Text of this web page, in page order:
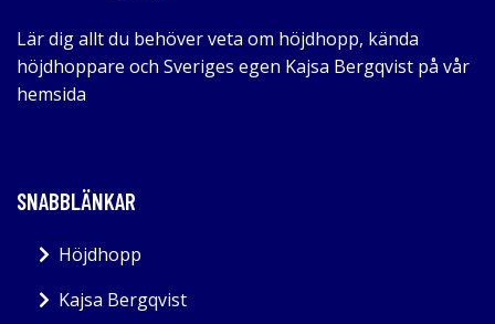
Lär dig allt du behöver veta om höjdhopp, kända
höjdhoppare och Sveriges egen Kajsa Bergqvist på vår
hemsida
SNABBLÄNKAR
Höjdhopp
Kajsa Bergqvist